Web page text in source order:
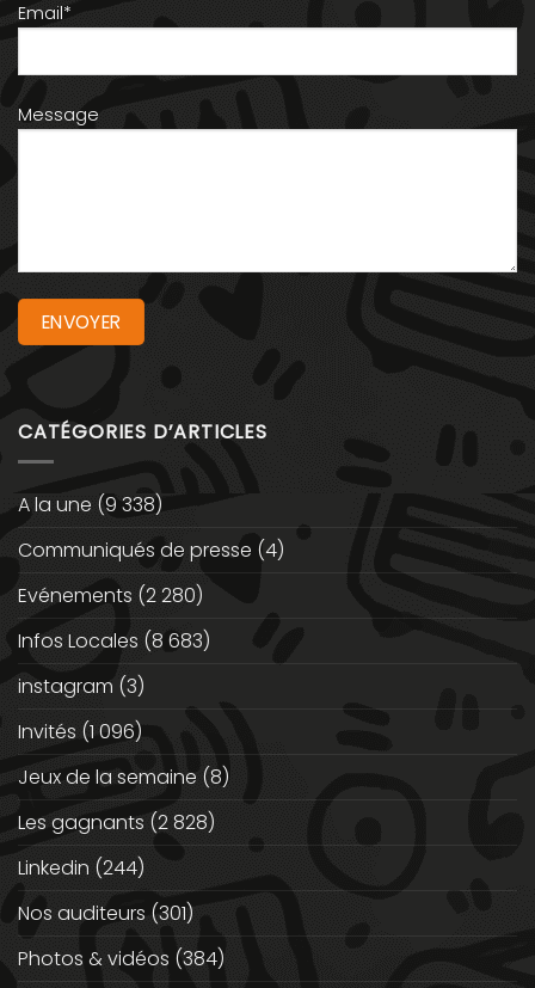
Email*
Message
CATÉGORIES D’ARTICLES
A la une (9 338)
Communiqués de presse (4)
Evénements (2 280)
Infos Locales (8 683)
instagram (3)
Invités (1 096)
Jeux de la semaine (8)
Les gagnants (2 828)
Linkedin (244)
Nos auditeurs (301)
Photos & vidéos (384)